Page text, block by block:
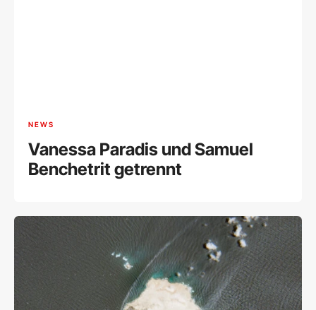
NEWS
Vanessa Paradis und Samuel
Benchetrit getrennt